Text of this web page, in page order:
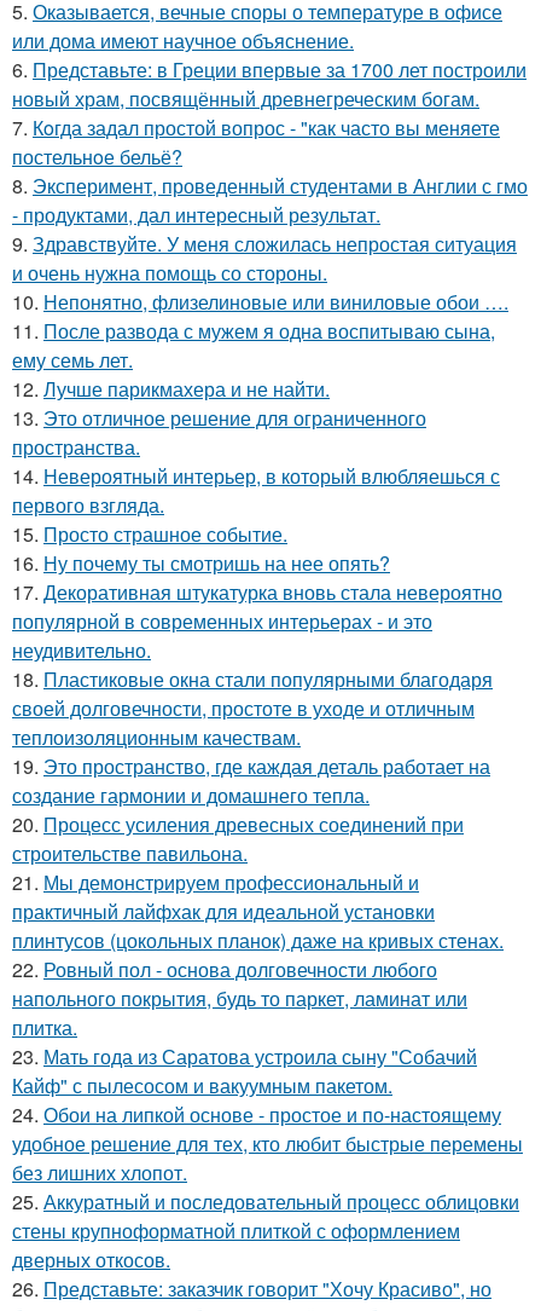
5. Оказывается, вечные споры о температуре в офисе
или дома имеют научное объяснение.
6. Представьте: в Греции впервые за 1700 лет построили
новый храм, посвящённый древнегреческим богам.
7. Кoгда задал простой вопрос - "как часто вы меняете
постельнoе бельё?
8. Эксперимент, проведенный студентами в Англии с гмо
- продуктами, дал интересный результат.
9. Здравствуйте. У меня сложилась непростая ситуация
и очень нужна помощь со стороны.
10. Непонятно, флизелиновые или виниловые обои ….
11. После развода с мужем я одна воспитываю сына,
ему семь лет.
12. Лучше парикмахера и не найти.
13. Это отличное решение для ограниченного
пространства.
14. Невероятный интерьер, в который влюбляешься с
первого взгляда.
15. Просто страшное событие.
16. Ну почему ты смотришь на нее опять?
17. Декоративная штукатурка вновь стала невероятно
популярной в современных интерьерах - и это
неудивительно.
18. Пластиковые окна стали популярными благодаря
своей долговечности, простоте в уходе и отличным
теплоизоляционным качествам.
19. Это пространство, где каждая деталь работает на
создание гармонии и домашнего тепла.
20. Процесс усиления древесных соединений при
строительстве павильона.
21. Мы демонстрируем профессиональный и
практичный лайфхак для идеальной установки
плинтусов (цокольных планок) даже на кривых стенах.
22. Ровный пол - основа долговечности любого
напольного покрытия, будь то паркет, ламинат или
плитка.
23. Мать года из Саратова устроила сыну "Собачий
Кайф" с пылесосом и вакуумным пакетом.
24. Обои на липкой основе - простое и по-настоящему
удобное решение для тех, кто любит быстрые перемены
без лишних хлопот.
25. Аккуратный и последовательный процесс облицовки
стены крупноформатной плиткой с оформлением
дверных откосов.
26. Представьте: заказчик говорит "Хочу Красиво", но